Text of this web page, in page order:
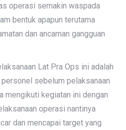
operasi semakin waspada
bentuk apapun terutama
dan ancaman gangguan
Lat Pra Ops ini adalah
sebelum pelaksanaan
mengikuti kegiatan ini dengan
operasi nantinya
dan mencapai target yang